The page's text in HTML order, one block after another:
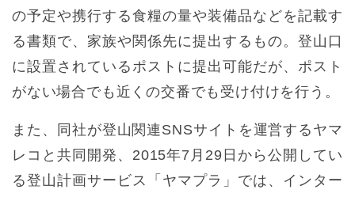
の予定や携行する食糧の量や装備品などを記載す
る書類で、家族や関係先に提出するもの。登山口
に設置されているポストに提出可能だが、ポスト
がない場合でも近くの交番でも受け付けを行う。
また、同社が登山関連SNSサイトを運営するヤマ
レコと共同開発、2015年7月29日から公開してい
る登山計画サービス「ヤマプラ」では、インター